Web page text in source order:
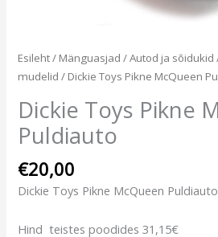
Esileht/ Mänguasjad /Autod ja sõidukid
mudelid / Dickie Toys Pikne McQueen
Dickie Toys Pikne
Puldiauto
€20,00
Dickie Toys Pikne McQueen Puldiauto
Hind teistes poodides 31,15€